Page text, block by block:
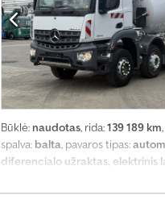
Būklė: naudotas, rida:139 189 km
spalva: balta, pavaros tipas:
diferencialo užraktas, elektrinis